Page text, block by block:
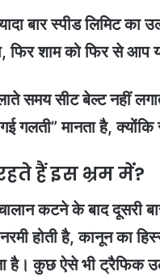
बार स्पीड लिमिट का
शाम को फिर से आप
समय सीट बेल्ट नहीं
मानता है,
हैं इस भ्रम में?
कटने के बाद दूसरी
होती है, कानून का
है। कुछ ऐसे भी ट्रैफिक